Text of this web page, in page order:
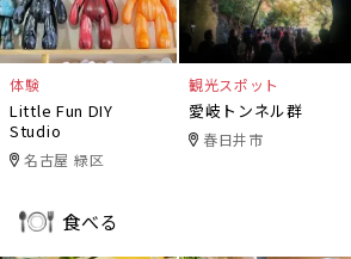
体験
Little Fun DIY
Studio
名古屋 緑区
観光スポット
愛岐トンネル群
春日井市
食べる